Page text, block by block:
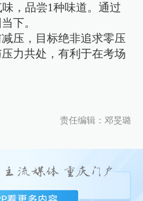
，品尝1种味道。通过
下。
压，目标绝非追求零压
力共处，有利于在考场
责任编辑：邓旻璐